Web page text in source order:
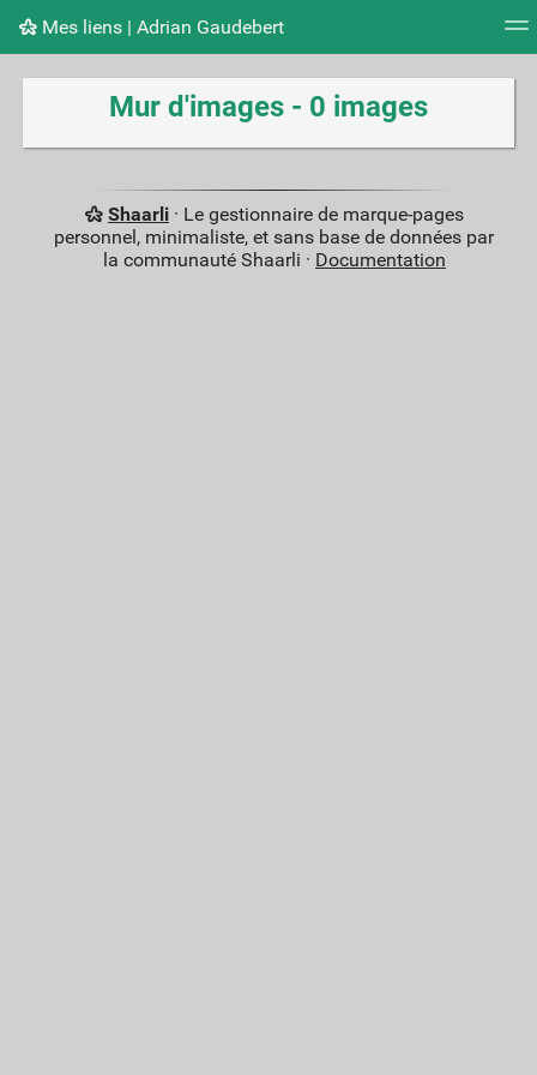
Mes liens | Adrian Gaudebert
Nuage de tags Mur d'images Quotidien Flux
Mur d'images - 0 images
Shaarli· Le gestionnaire de marque-pages
personnel, minimaliste, et sans base de données par
la communauté Shaarli · Documentation